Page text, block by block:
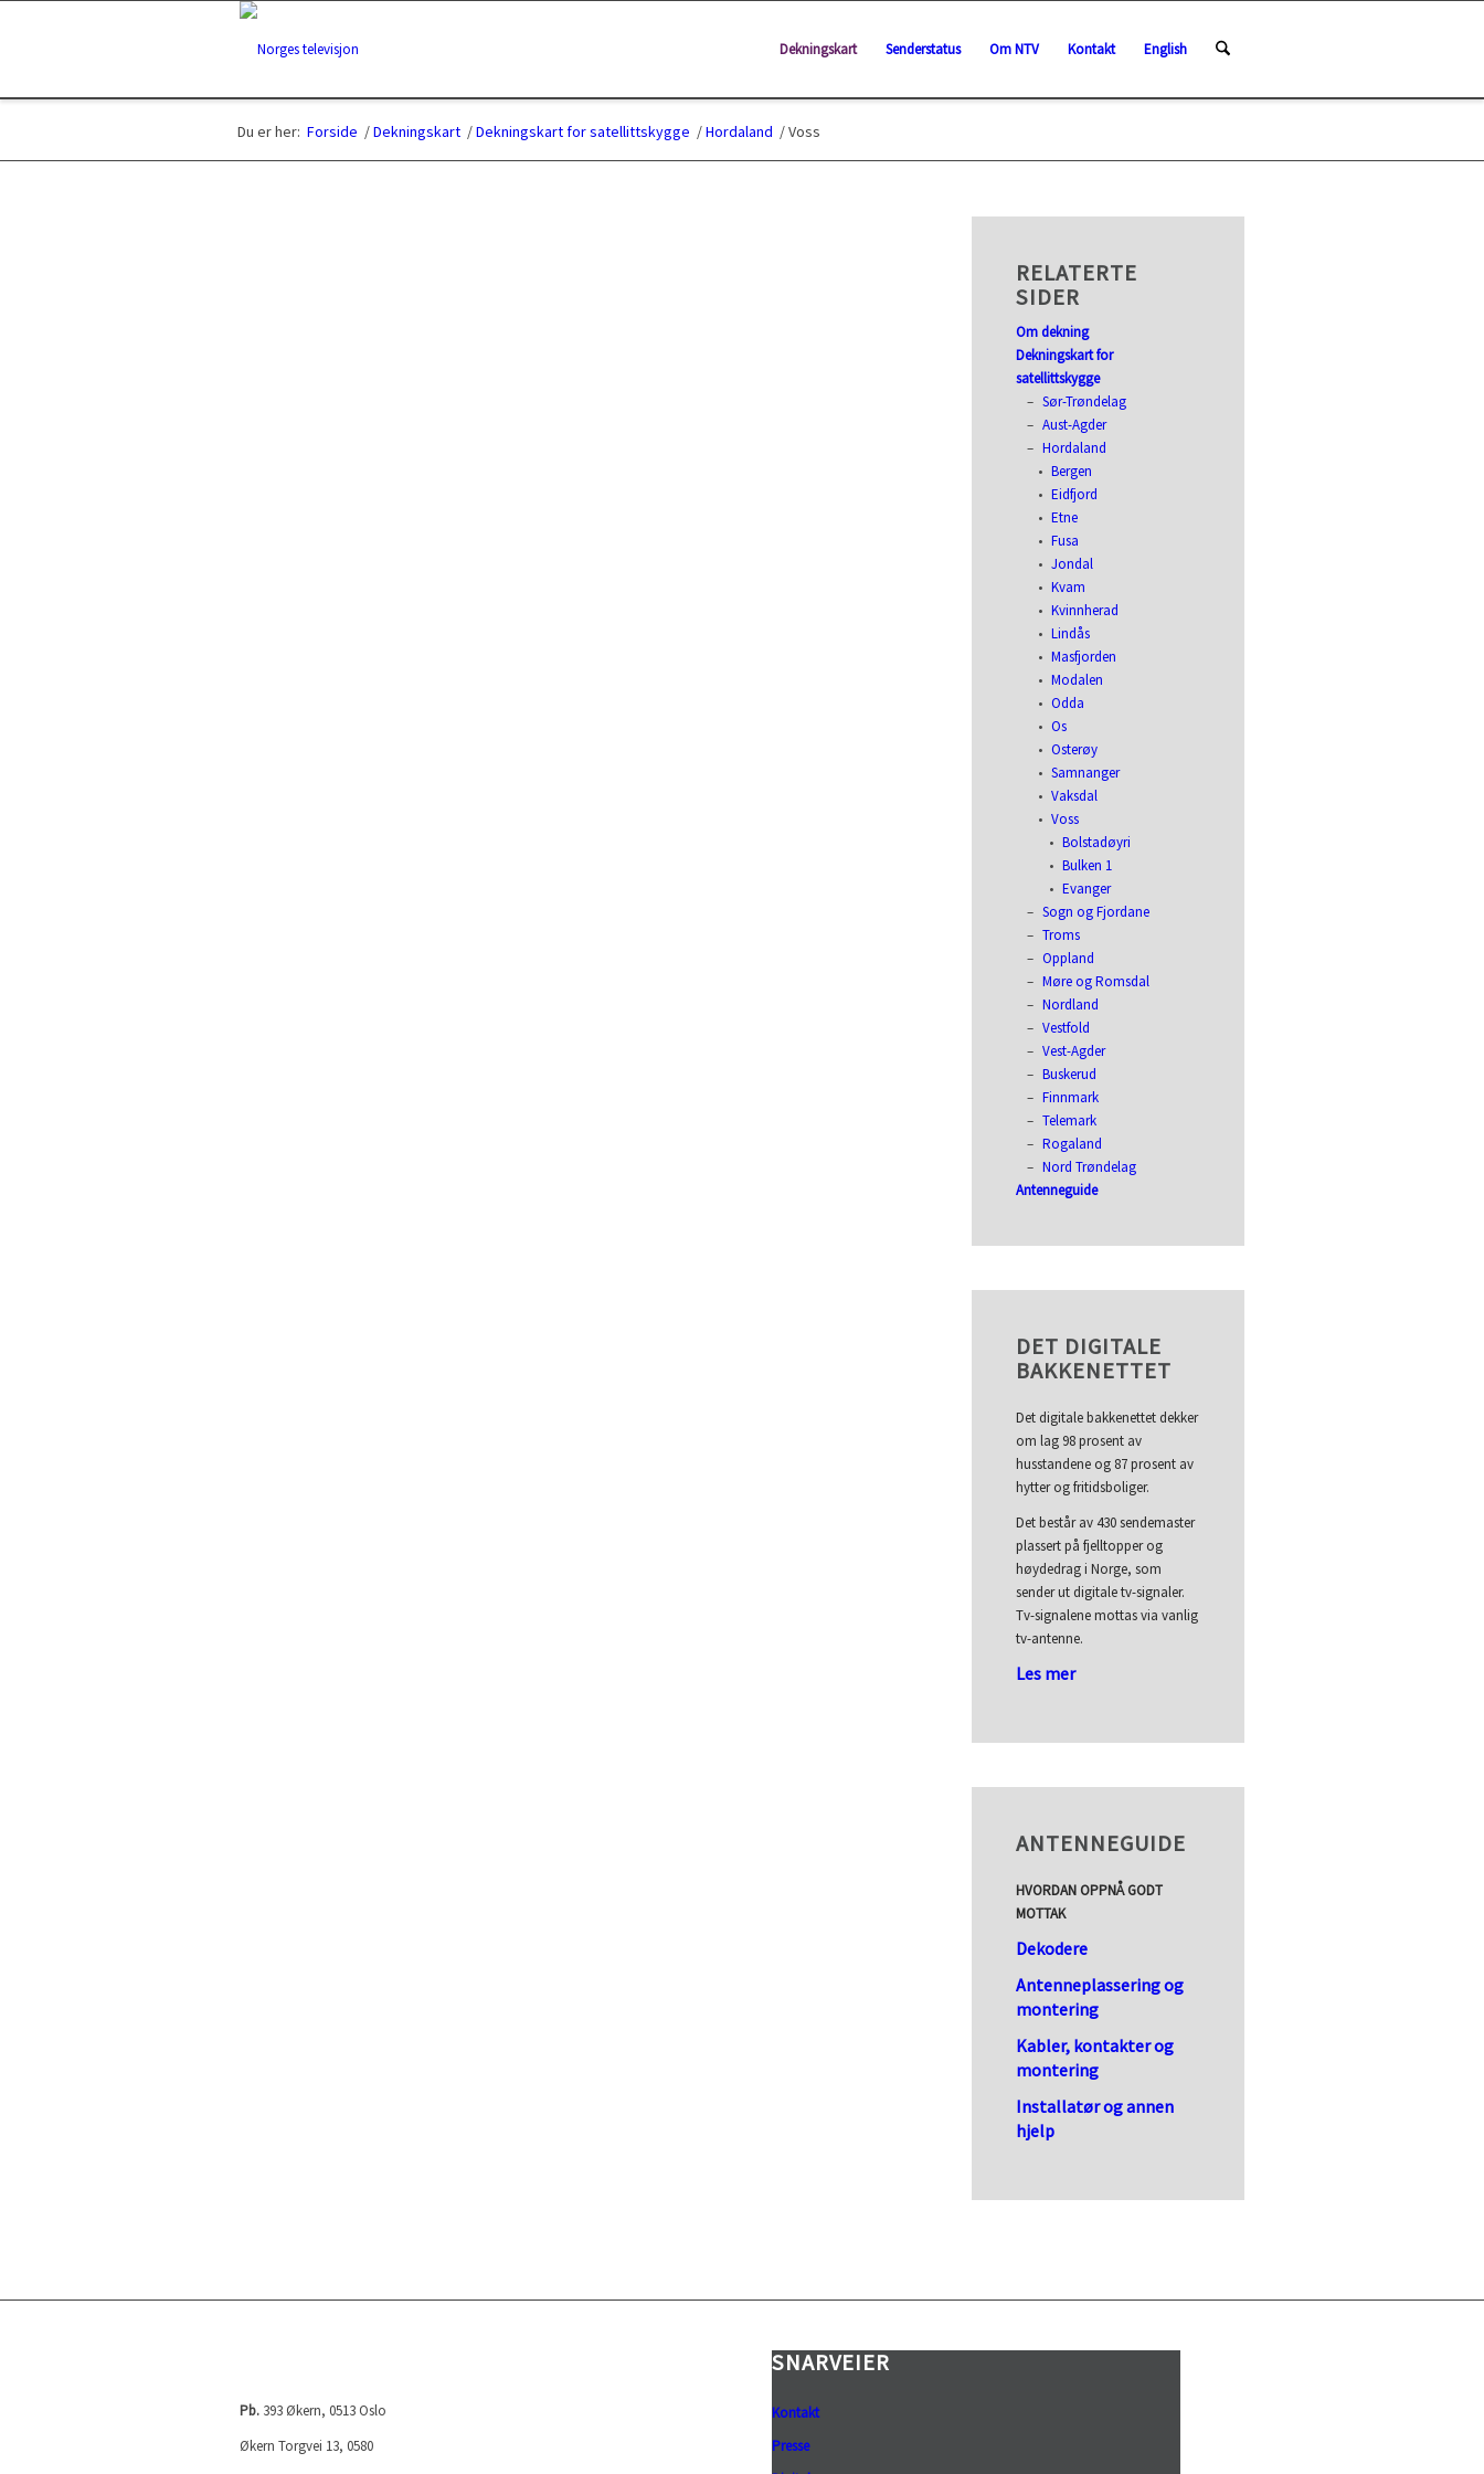
Dekningskart Senderstatus Om NTV Kontakt English
Du er her: Forside /Dekningskart /Dekningskart for satellittskygge /Hordaland /Voss
RELATERTE
SIDER
Om dekning
Dekningskart for
satellittskygge
Sør-Trøndelag
Aust-Agder
Hordaland
Bergen
Eidfjord
Etne
Fusa
Jondal
Kvam
Kvinnherad
Lindås
Masfjorden
Modalen
Odda
Os
Osterøy
Samnanger
Vaksdal
Voss
Bolstadøyri
Bulken 1
Evanger
Sogn og Fjordane
Troms
Oppland
Møre og Romsdal
Nordland
Vestfold
Vest-Agder
Buskerud
Finnmark
Telemark
Rogaland
Nord Trøndelag
Antenneguide
DET DIGITALE
BAKKENETTET
Det digitale bakkenettet dekker
om lag 98 prosent av
husstandene og 87 prosent av
hytter og fritidsboliger.
Det består av 430 sendemaster
plassert på fjelltopper og
høydedrag i Norge, som
sender ut digitale tv-signaler.
Tv-signalene mottas via vanlig
tv-antenne.
Les mer
ANTENNEGUIDE
HVORDAN OPPNÅ GODT
MOTTAK
Dekodere
Antenneplassering og
montering
Kabler, kontakter og
montering
Installatør og annen
hjelp
Pb. 393 Økern, 0513 Oslo
Økern Torgvei 13, 0580
SNARVEIER
Kontakt
Presse